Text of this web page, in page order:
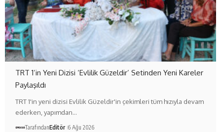
TRT 1’in Yeni Dizisi ‘Evlilik Güzeldir’ Setinden Yeni Kareler
Paylaşıldı
TRT 1'in yeni dizisi Evlilik Güzeldir'in çekimleri tüm hızıyla devam
ederken, yapımdan…
TarafındanEditör 6 Ağu 2026